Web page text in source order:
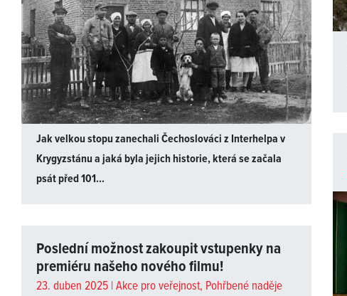
Jak velkou stopu zanechali Čechoslováci z Interhelpa v
Krygyzstánu a jaká byla jejich historie, která se začala
psát před 101...
Poslední možnost zakoupit vstupenky na
premiéru našeho nového filmu!
23. duben 2025 |Akce pro veřejnost, Pohřbené naděje